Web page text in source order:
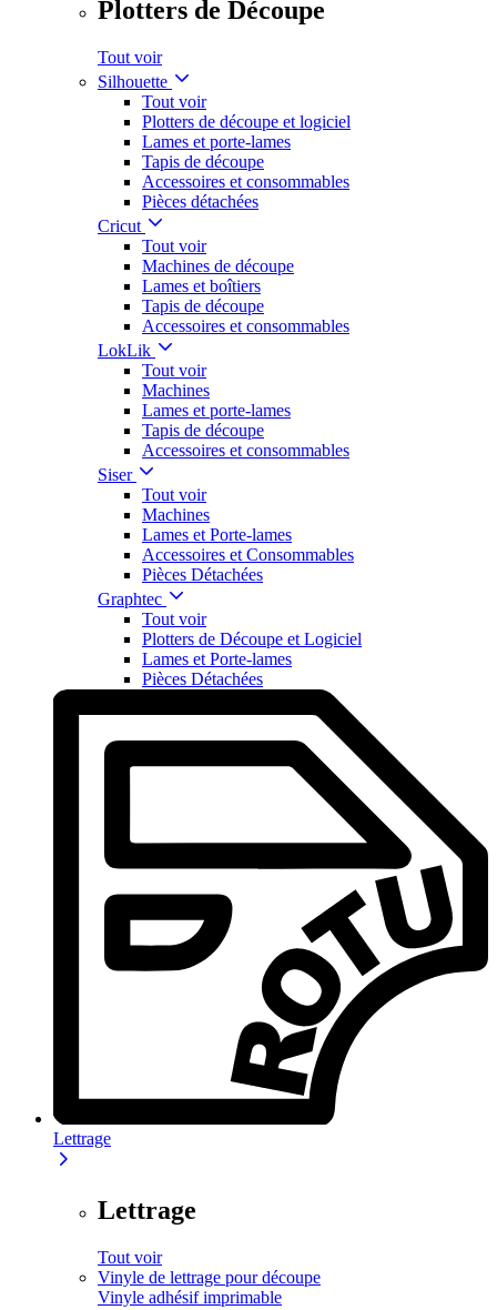
Plotters de Découpe
Tout voir
Silhouette
Tout voir
Plotters de découpe et logiciel
Lames et porte-lames
Tapis de découpe
Accessoires et consommables
Pièces détachées
Cricut
Tout voir
Machines de découpe
Lames et boîtiers
Tapis de découpe
Accessoires et consommables
LokLik
Tout voir
Machines
Lames et porte-lames
Tapis de découpe
Accessoires et consommables
Siser
Tout voir
Machines
Lames et Porte-lames
Accessoires et Consommables
Pièces Détachées
Graphtec
Tout voir
Plotters de Découpe et Logiciel
Lames et Porte-lames
Pièces Détachées
Lettrage
Lettrage
Tout voir
Vinyle de lettrage pour découpe
Vinyle adhésif imprimable